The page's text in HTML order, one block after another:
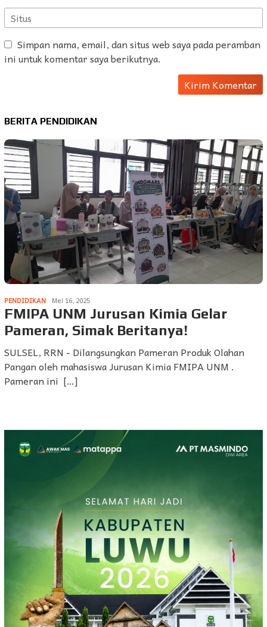
Simpan nama, email, dan situs web saya pada peramban
ini untuk komentar saya berikutnya.
BERITA PENDIDIKAN
PENDIDIKAN Mei 16, 2025
FMIPA UNM Jurusan Kimia Gelar
Pameran, Simak Beritanya!
SULSEL, RRN - Dilangsungkan Pameran Produk Olahan
Pangan oleh mahasiswa Jurusan Kimia FMIPA UNM .
Pameran ini […]